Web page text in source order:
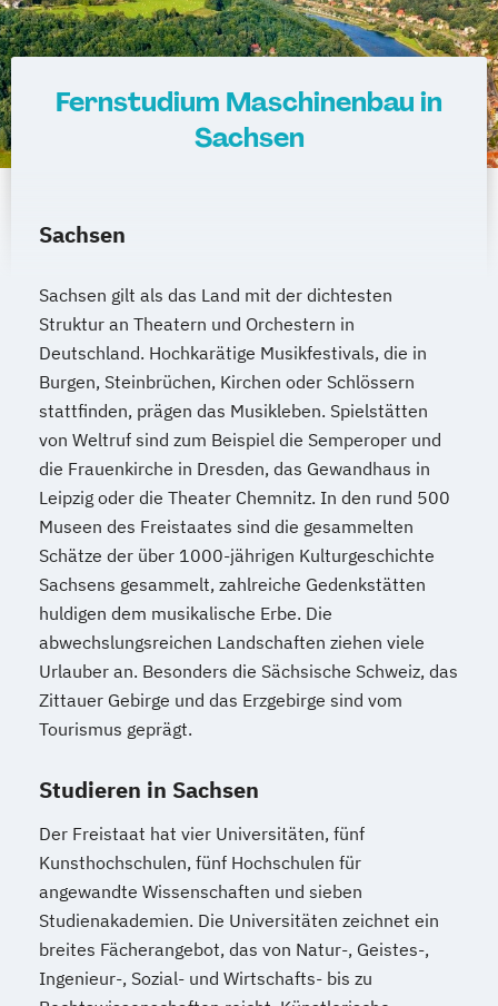
Wirtschaftsinformatik
Wirtschaftsingenieurwesen
Baumanagement
Wirtschaftsingenieurwesen Digitale
Energien (B. Eng.) 6 oder 7 Semester
Intelligenz (B. Eng.) 6 oder 7 Semester
Wirtschaftsingenieurwesen Lebensmittel
(B. Eng.) 6 oder 7 Semester
Wirtschaftsingenieurwesen Logistik (B.
Eng.) 6 ode 7 Semester
Wirtschaftsingenieurwesen für Ingenieure
Wirtschaftsingenieurwesen für
Wirtschaftswissenschaftler
Wirtschafts­ingenieur­wesen
Fahrzeugtechnik
Wirtschafts­ingenieur­wesen
Kunststofftechnik
Wirtschafts­ingenieur­wesen Mechatronik
Wirtschafts­ingenieur­wesen Medizintechnik
Verfahrenstechnik
Zukunftsmanagement
Lerntherapie
Management
Management im Gesundheitswesen
Medien- und Kommunikationsmanagement
Online Marketing
Management
Pharmamanagement und -technologie
Praxis- und Versorgungsmanagement
Prozess- und Projektmanagement
Psychologie Pädagogik
Sales Management & Strategy
Soziale Arbeit
Soziale Arbeit im Online-Abendstudium
Sozialmanagement Sozialwissenschaften
Sustainability Management
Therapiewissenschaften - Ergotherapie
Therapiewissenschaften - Logopädie
Therapiewissenschaften - Physiotherapie
UX & Service Design
Wirtschaftsingenieurwesen
Maschinenbau
Wirtschaftspsychologie & Künstliche
Intelligenz
Wirtschaftspsychologie & Leadership
Wirtschaftspsychologie (DE/EN))
Wirtschaftspsychologie im Online-
Fernstudium Maschinenbau in
Sachsen
Sachsen
Sachsen gilt als das Land mit der dichtesten
Struktur an Theatern und Orchestern in
Deutschland. Hochkarätige Musikfestivals, die in
Burgen, Steinbrüchen, Kirchen oder Schlössern
stattfinden, prägen das Musikleben. Spielstätten
von Weltruf sind zum Beispiel die Semperoper und
die Frauenkirche in Dresden, das Gewandhaus in
Leipzig oder die Theater Chemnitz. In den rund 500
Museen des Freistaates sind die gesammelten
Schätze der über 1000-jährigen Kulturgeschichte
Sachsens gesammelt, zahlreiche Gedenkstätten
huldigen dem musikalische Erbe. Die
abwechslungsreichen Landschaften ziehen viele
Urlauber an. Besonders die Sächsische Schweiz, das
Zittauer Gebirge und das Erzgebirge sind vom
Tourismus geprägt.
Studieren in Sachsen
Der Freistaat hat vier Universitäten, fünf
Kunsthochschulen, fünf Hochschulen für
angewandte Wissenschaften und sieben
Studienakademien. Die Universitäten zeichnet ein
breites Fächerangebot, das von Natur-, Geistes-,
Ingenieur-, Sozial- und Wirtschafts- bis zu